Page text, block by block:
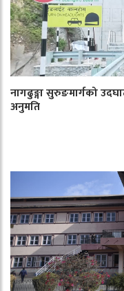
नागढुङ्गा सुरुङमार्गको
अनुमति